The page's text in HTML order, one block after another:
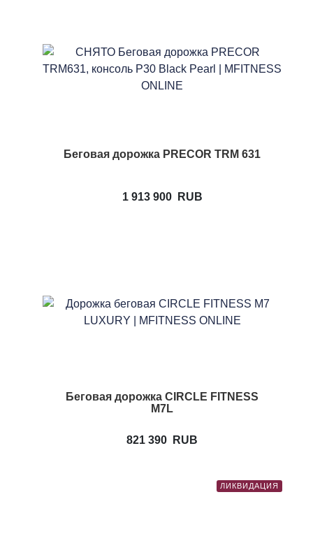
Беговая дорожка PRECOR TRM 631
1 913 900 RUB
Беговая дорожка CIRCLE FITNESS
M7L
821 390 RUB
ЛИКВИДАЦИЯ